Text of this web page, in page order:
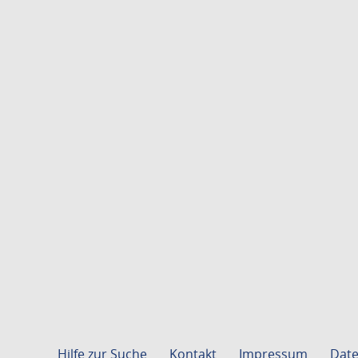
Hilfe zur Suche Kontakt Impressum